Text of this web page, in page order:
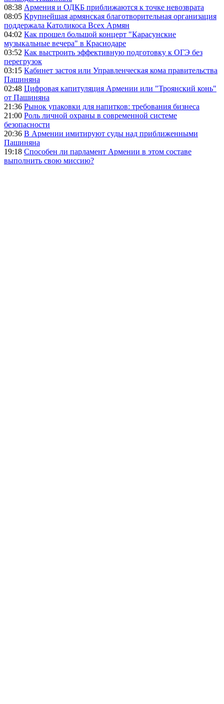
08:38 Армения и ОДКБ приближаются к точке невозврата
08:05 Крупнейшая армянская благотворительная организация
поддержала Католикоса Всех Армян
04:02 Как прошел большой концерт "Карасунские
музыкальные вечера" в Краснодаре
03:52 Как выстроить эффективную подготовку к ОГЭ без
перегрузок
03:15 Кабинет застоя или Управленческая кома правительства
Пашиняна
02:48 Цифровая капитуляция Армении или "Троянский конь"
от Пашиняна
21:36 Рынок упаковки для напитков: требования бизнеса
21:00 Роль личной охраны в современной системе
безопасности
20:36 В Армении имитируют суды над приближенными
Пашиняна
19:18 Способен ли парламент Армении в этом составе
выполнить свою миссию?